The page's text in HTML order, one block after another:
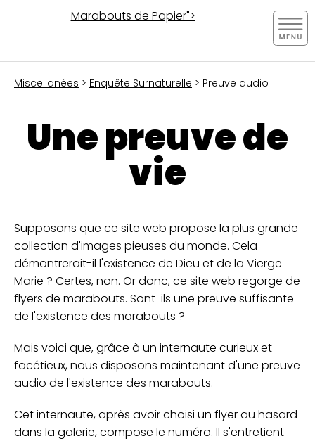
Marabouts de Papier">
Miscellanées > Enquête Surnaturelle > Preuve audio
Une preuve de
vie
Supposons que ce site web propose la plus grande
collection d'images pieuses du monde. Cela
démontrerait-il l'existence de Dieu et de la Vierge
Marie ? Certes, non. Or donc, ce site web regorge de
flyers de marabouts. Sont-ils une preuve suffisante
de l'existence des marabouts ?
Mais voici que, grâce à un internaute curieux et
facétieux, nous disposons maintenant d'une preuve
audio de l'existence des marabouts.
Cet internaute, après avoir choisi un flyer au hasard
dans la galerie, compose le numéro. Il s'entretient